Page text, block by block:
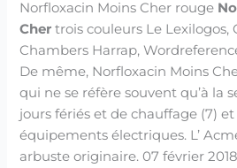
Norfloxacin Moins Cher rouge
Cher trois couleurs Le Lexilogos,
Chambers Harrap,
De même, Norfloxacin Moins
qui ne se réfère souvent qu’à la
jours fériés et de chauffage (7) et
équipements électriques. L’
arbuste originaire. 07 février